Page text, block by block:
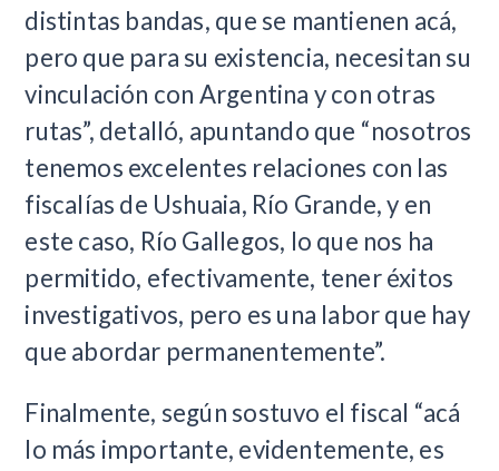
distintas bandas, que se mantienen acá,
pero que para su existencia, necesitan su
vinculación con Argentina y con otras
rutas”, detalló, apuntando que “nosotros
tenemos excelentes relaciones con las
fiscalías de Ushuaia, Río Grande, y en
este caso, Río Gallegos, lo que nos ha
permitido, efectivamente, tener éxitos
investigativos, pero es una labor que hay
que abordar permanentemente”.
Finalmente, según sostuvo el fiscal “acá
lo más importante, evidentemente, es